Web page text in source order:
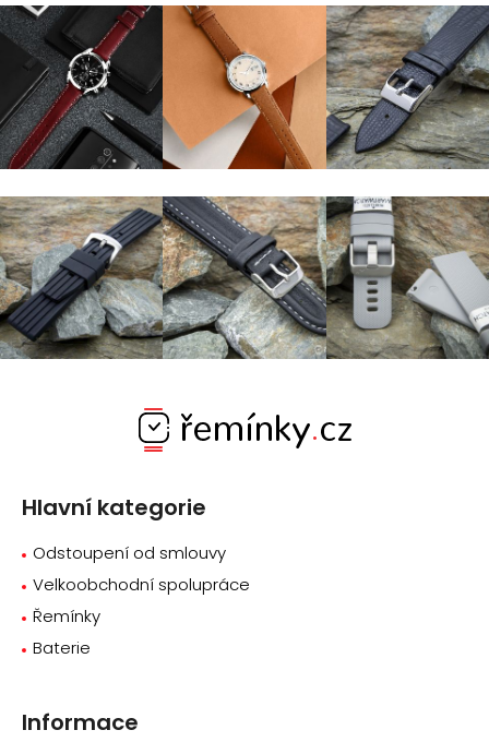
Hlavní kategorie
Odstoupení od smlouvy
Velkoobchodní spolupráce
Řemínky
Baterie
Informace